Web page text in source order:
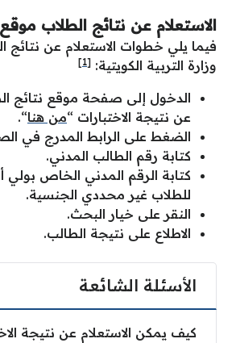
الاستعلام عن نتائج الطلاب موقع
فيما يلي خطوات الاستعلام عن نتائج
وزارة التربية الكويتية: [1]
الدخول إلى صفحة موقع نتائج
عن نتيجة الاختبارات “من هنا“.
الضغط على الرابط المدرج في
كتابة رقم الطالب المدني.
كتابة الرقم المدني الخاص بولي
للطلاب غير محددي الجنسية.
النقر على خيار البحث.
الاطلاع على نتيجة الطالب.
الأسئلة الشائعة
كيف يمكن الاستعلام عن نتيجة